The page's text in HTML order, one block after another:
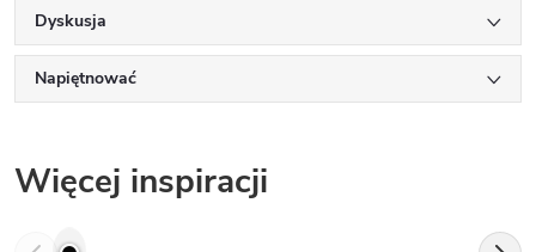
Dyskusja
Napiętnować
Więcej inspiracji